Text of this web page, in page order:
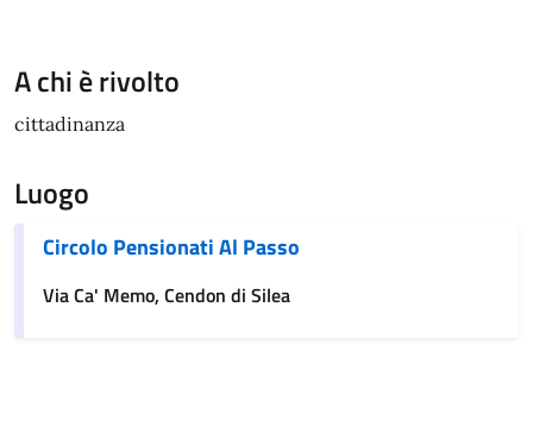
A chi è rivolto
cittadinanza
Luogo
Circolo Pensionati Al Passo
Via Ca' Memo, Cendon di Silea